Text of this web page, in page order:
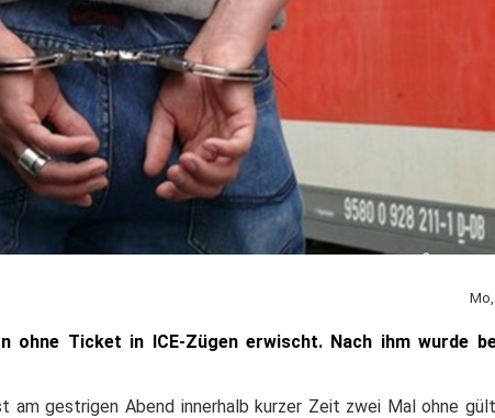
ohne Ticket in ICE-Zügen erwischt. Nach ihm wurde
am gestrigen Abend innerhalb kurzer Zeit zwei Mal ohne